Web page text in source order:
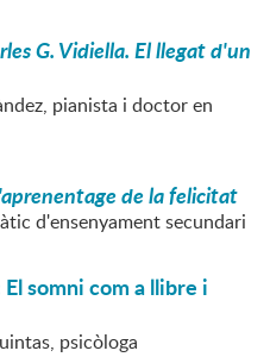
G. Vidiella. El llegat d'un
pianista i doctor en
de la felicitat
d'ensenyament secundari
somni com a llibre i
psicòloga